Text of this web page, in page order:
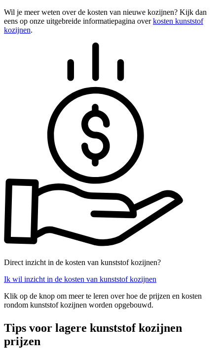
Wil je meer weten over de kosten van nieuwe kozijnen? Kijk dan
eens op onze uitgebreide informatiepagina overkosten kunststof
kozijnen.
Direct inzicht in de kosten van kunststof kozijnen?
Ik wil inzicht in de kosten van kunststof kozijnen
Klik op de knop om meer te leren over hoe de prijzen en kosten
rondom kunststof kozijnen worden opgebouwd.
Tips voor lagere kunststof kozijnen
prijzen